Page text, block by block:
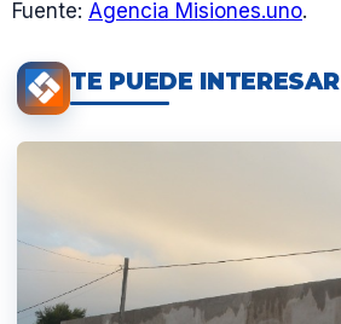
Fuente: Agencia Misiones.uno.
TE PUEDE INTERESAR